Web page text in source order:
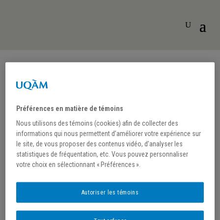
Chaire de recherche du
Canada en histoire
littéraire et patrimoine
imprimé
Préférences en matière de témoins
Nous utilisons des témoins (cookies) afin de collecter des
informations qui nous permettent d’améliorer votre expérience sur
le site, de vous proposer des contenus vidéo, d’analyser les
statistiques de fréquentation, etc. Vous pouvez personnaliser
votre choix en sélectionnant « Préférences ».
Autoriser les témoins